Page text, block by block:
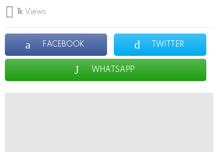
1k Views
FACEBOOK TWITTER
WHATSAPP